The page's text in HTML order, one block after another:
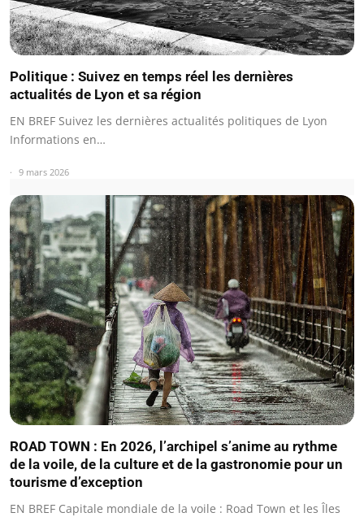
Politique : Suivez en temps réel les dernières
actualités de Lyon et sa région
EN BREF Suivez les dernières actualités politiques de Lyon
Informations en…
9 mars 2026
ROAD TOWN : En 2026, l’archipel s’anime au rythme
de la voile, de la culture et de la gastronomie pour un
tourisme d’exception
EN BREF Capitale mondiale de la voile : Road Town et les Îles